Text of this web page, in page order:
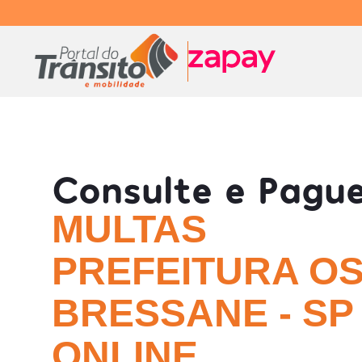
Consulte e
MULTAS
PREFEITURA
BRESSANE - SP